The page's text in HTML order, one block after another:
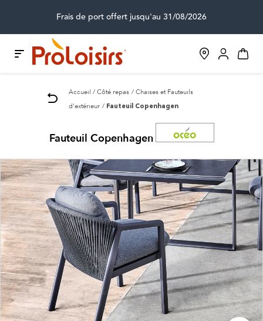
Frais de port offert jusqu'au 31/08/2026
Accueil Côté repas
Chaises et Fauteuils
d'extérieur
Fauteuil Copenhagen
Fauteuil Copenhagen